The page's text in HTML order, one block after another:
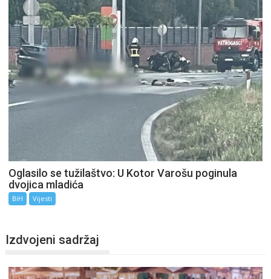
Oglasilo se tužilaštvo: U Kotor Varošu poginula
dvojica mladića
BiH Vijesti
Izdvojeni sadržaj